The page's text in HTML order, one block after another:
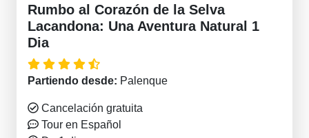
Rumbo al Corazón de la Selva
Lacandona: Una Aventura Natural 1
Dia
Partiendo desde: Palenque
Cancelación gratuita
Tour en Español